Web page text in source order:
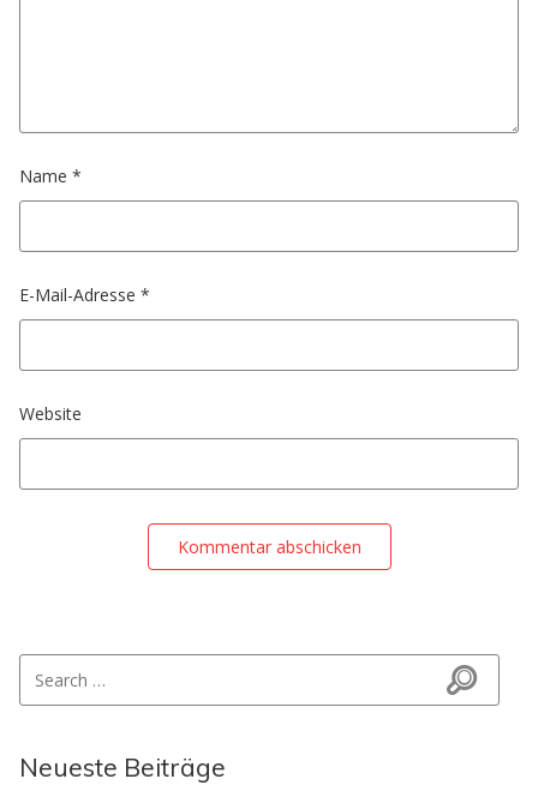
Name *
E-Mail-Adresse *
Website
Search
Neueste Beiträge